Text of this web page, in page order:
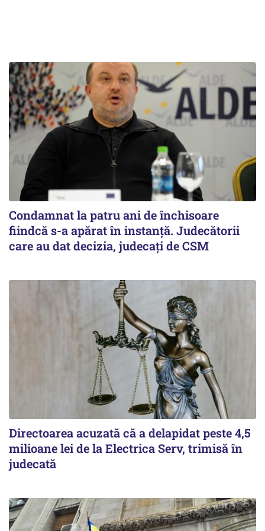
Condamnat la patru ani de închisoare
fiindcă s-a apărat în instanță. Judecătorii
care au dat decizia, judecați de CSM
Directoarea acuzată că a delapidat peste 4,5
milioane lei de la Electrica Serv, trimisă în
judecată